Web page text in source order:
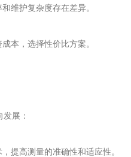
维护复杂度存在差异。
本，选择性价比方案。
展：
提高测量的准确性和适应性。